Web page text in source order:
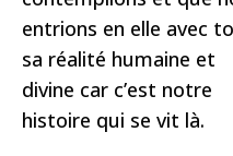
entrions en elle avec
sa réalité humaine et
divine car c’est notre
histoire qui se vit là.